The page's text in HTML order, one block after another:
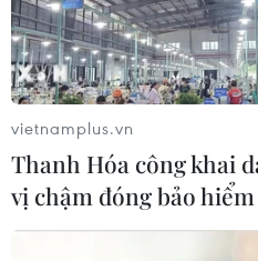
vietnamplus.vn
Thanh Hóa công khai
vị chậm đóng bảo hiểm